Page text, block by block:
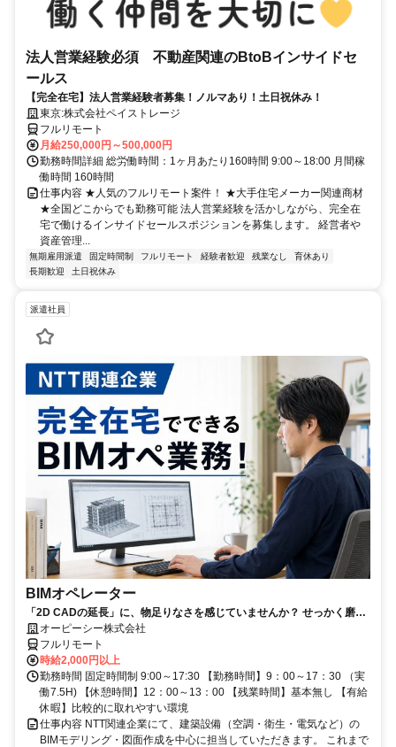
法人営業経験必須 不動産関連のBtoBインサイドセ
ールス
【完全在宅】法人営業経験者募集！ノルマあり！土日祝休み！
東京:株式会社ペイストレージ
フルリモート
月給250,000円～500,000円
勤務時間詳細 総労働時間：1ヶ月あたり160時間 9:00～18:00 月間稼
働時間 160時間
仕事内容 ★人気のフルリモート案件！ ★大手住宅メーカー関連商材
★全国どこからでも勤務可能 法人営業経験を活かしながら、完全在
宅で働けるインサイドセールスポジションを募集します。 経営者や
資産管理...
無期雇用派遣 固定時間制 フルリモート 経験者歓迎 残業なし
育休あり
長期歓迎
土日祝休み
派遣社員
BIMオペレーター
「2D CADの延長」に、物足りなさを感じていませんか？ せっかく磨い
たそのRevitスキル、NTTグループの安定環境で「主役」として活かしま
しょう！
オーピーシー株式会社
フルリモート
時給2,000円以上
勤務時間 固定時間制 9:00～17:30 【勤務時間】9：00～17：30 （実
働7.5H) 【休憩時間】12：00～13：00 【残業時間】基本無し 【有給
休暇】比較的に取れやすい環境
仕事内容 NTT関連企業にて、建築設備（空調・衛生・電気など）の
BIMモデリング・図面作成を中心に担当していただきます。 これまで